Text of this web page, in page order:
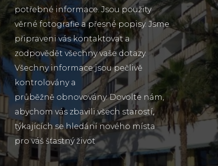
potřebné informace. Jsou použity
věrné fotografie a přesné popisy. Jsme
připraveni vás kontaktovat a
zodpovědět všechny vaše dotazy.
Všechny informace jsou pečlivě
kontrolovány a
průběžně obnovovány. Dovolte nám,
abychom vás zbavili všech starostí,
týkajících se hledání nového místa
pro váš šťastný život